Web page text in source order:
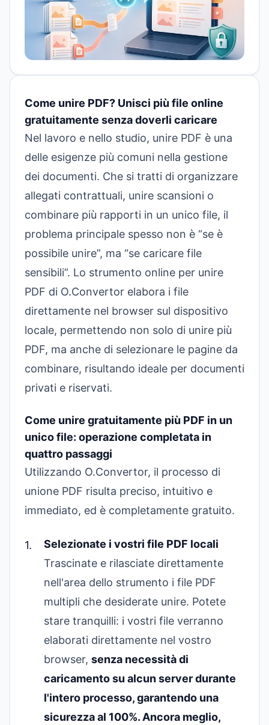
Come unire PDF? Unisci più file online
gratuitamente senza doverli caricare
Nel lavoro e nello studio, unire PDF è una
delle esigenze più comuni nella gestione
dei documenti. Che si tratti di organizzare
allegati contrattuali, unire scansioni o
combinare più rapporti in un unico file, il
problema principale spesso non è “se è
possibile unire”, ma “se caricare file
sensibili”. Lo strumento online per unire
PDF di O.Convertor elabora i file
direttamente nel browser sul dispositivo
locale, permettendo non solo di unire più
PDF, ma anche di selezionare le pagine da
combinare, risultando ideale per documenti
privati e riservati.
Come unire gratuitamente più PDF in un
unico file: operazione completata in
quattro passaggi
Utilizzando O.Convertor, il processo di
unione PDF risulta preciso, intuitivo e
immediato, ed è completamente gratuito.
Selezionate i vostri file PDF locali
Trascinate e rilasciate direttamente
nell'area dello strumento i file PDF
multipli che desiderate unire. Potete
stare tranquilli: i vostri file verranno
elaborati direttamente nel vostro
browser,senza necessità di
caricamento su alcun server durante
l'intero processo, garantendo una
sicurezza al 100%. Ancora meglio,